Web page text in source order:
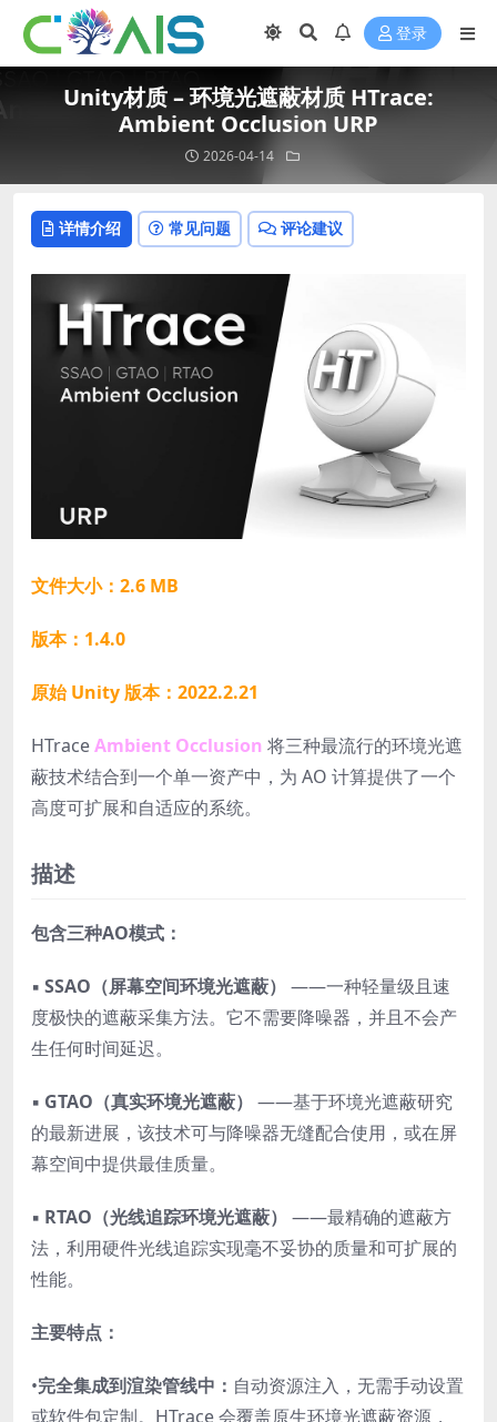
登录
Unity材质 – 环境光遮蔽材质 HTrace:
Ambient Occlusion URP
2026-04-14
详情介绍 常见问题 评论建议
文件大小：2.6 MB
版本：1.4.0
原始 Unity 版本：2022.2.21
HTraceAmbient Occlusion 将三种最流行的环境光遮
蔽技术结合到一个单一资产中，为 AO 计算提供了一个
高度可扩展和自适应的系统。
描述
包含三种AO模式：
▪ SSAO（屏幕空间环境光遮蔽） ——一种轻量级且速
度极快的遮蔽采集方法。它不需要降噪器，并且不会产
生任何时间延迟。
▪ GTAO（真实环境光遮蔽） ——基于环境光遮蔽研究
的最新进展，该技术可与降噪器无缝配合使用，或在屏
幕空间中提供最佳质量。
▪ RTAO（光线追踪环境光遮蔽） ——最精确的遮蔽方
法，利用硬件光线追踪实现毫不妥协的质量和可扩展的
性能。
主要特点：
•完全集成到渲染管线中： 自动资源注入，无需手动设置
或软件包定制。HTrace 会覆盖原生环境光遮蔽资源，